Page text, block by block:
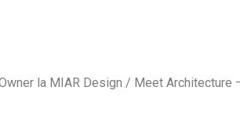
la MIAR Design / Meet Architecture